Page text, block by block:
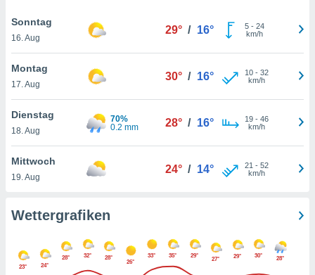
können
von
und
klicken.
und
Sonntag
16. Aug
29° / 16° 5- 24
km/h
Montag
17. Aug
30° / 16° 10- 32
km/h
Dienstag
18. Aug
70%
0.2 mm
28° / 16° 19- 46
km/h
Mittwoch
19. Aug
24° / 14° 21 - 52
km/h
Wettergrafiken
23° 24°
28° 32° 28°
26°
33° 35° 29°
27° 29° 30° 28°